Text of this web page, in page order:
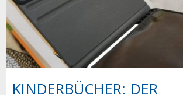
KINDERBÜCHER: DER